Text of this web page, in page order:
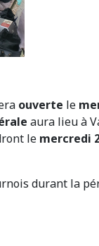
ouverte le
aura lieu à
le mercredi
durant la